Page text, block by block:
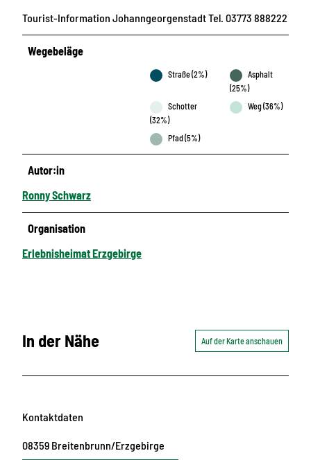
Tourist-Information Johanngeorgenstadt Tel. 03773 888222
Wegebeläge
Straße (2%)
Asphalt
(25%)
Schotter
(32%)
Weg (36%)
Pfad (5%)
Autor:in
Ronny Schwarz
Organisation
Erlebnisheimat Erzgebirge
In der Nähe Auf der Karte anschauen
Kontaktdaten
08359 Breitenbrunn/Erzgebirge